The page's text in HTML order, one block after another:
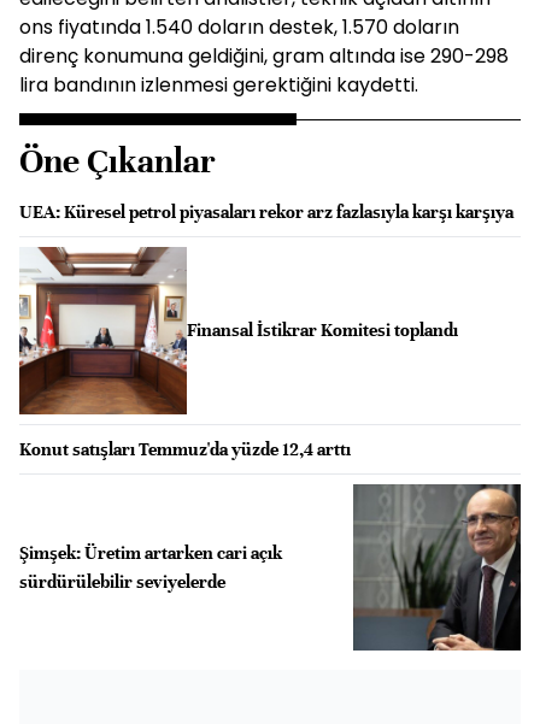
ons fiyatında 1.540 doların destek, 1.570 doların
direnç konumuna geldiğini, gram altında ise 290-298
lira bandının izlenmesi gerektiğini kaydetti.
Öne Çıkanlar
UEA: Küresel petrol piyasaları rekor arz fazlasıyla karşı karşıya
Finansal İstikrar Komitesi toplandı
Konut satışları Temmuz'da yüzde 12,4 arttı
Şimşek: Üretim artarken cari açık
sürdürülebilir seviyelerde